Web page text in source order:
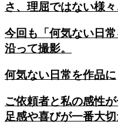
さ、理屈ではない様
今回も「何気ない日
沿って撮影。
何気ない日常を作品に
ご依頼者と私の感性
足感や喜びが一番大切